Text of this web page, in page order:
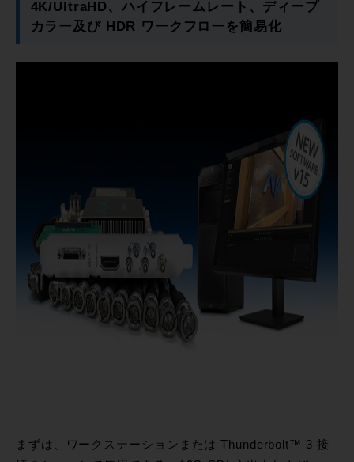
4K/UltraHD、ハイフレームレート、ディープ
カラー及び HDR ワークフローを簡易化
まずは、ワークステーションまたは Thunderbolt™ 3 接